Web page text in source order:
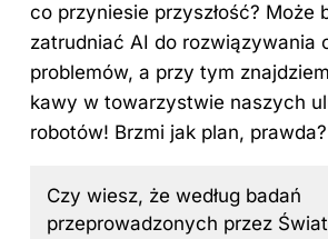
co przyniesie przyszłość? Może
zatrudniać AI do rozwiązywania
problemów, a przy tym
kawy w towarzystwie naszych
robotów! Brzmi jak plan, prawda?
Czy wiesz, że według badań
przeprowadzonych przez